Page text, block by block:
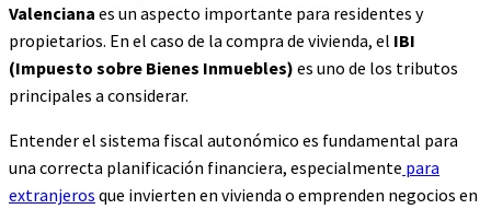
Valenciana es un aspecto importante para residentes y
propietarios. En el caso de la compra de vivienda, el IBI
(Impuesto sobre Bienes Inmuebles) es uno de los tributos
principales a considerar.
Entender el sistema fiscal autonómico es fundamental para
una correcta planificación financiera, especialmente para
extranjeros que invierten en vivienda o emprenden negocios en